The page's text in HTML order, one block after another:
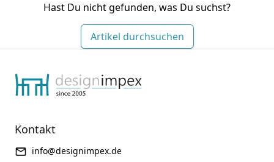
Hast Du nicht gefunden, was Du suchst?
Artikel durchsuchen
Kontakt
info@designimpex.de